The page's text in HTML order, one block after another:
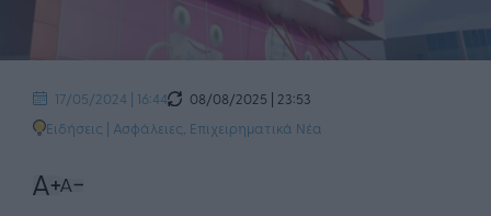
17/05/2024 | 16:44
08/08/2025 | 23:53
Ειδήσεις | Ασφάλειες Επιχειρηματικά Νέα